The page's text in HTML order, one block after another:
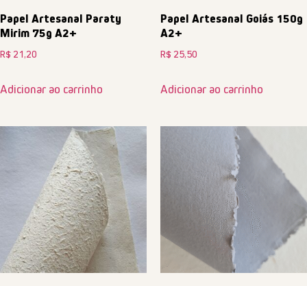
Papel Artesanal Paraty
Mirim 75g A2+
R$ 21,20
Adicionar ao carrinho
Papel Artesanal Goiás 150g
A2+
R$ 25,50
Adicionar ao carrinho